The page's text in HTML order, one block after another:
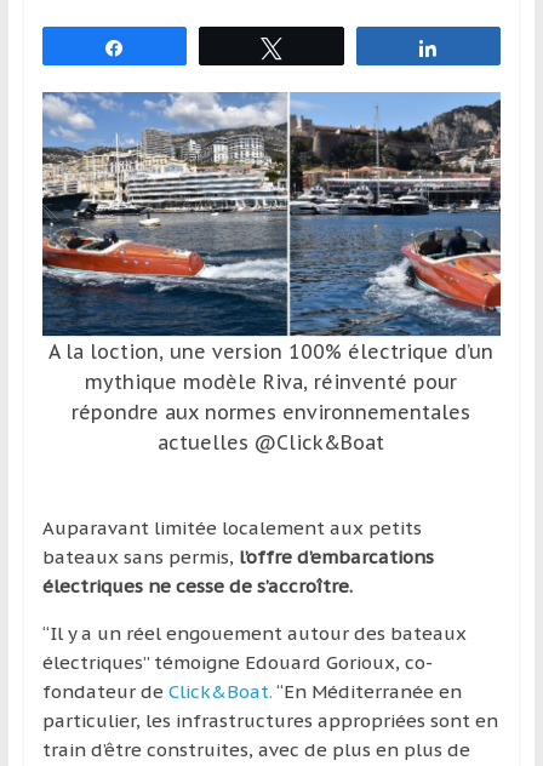
déplacent
en
France
l’étranger
pour
assouvir
leur
passion,
tout
profitant
culturelle
d’un
pays
d’une
région
A la loction, une version 100% électrique d’un
mythique modèle Riva, réinventé pour
répondre aux normes environnementales
actuelles @Click&Boat
Auparavant limitée localement aux petits
bateaux sans permis, l’offre d’embarcations
électriques ne cesse de s’accroître.
“Il y a un réel engouement autour des bateaux
électriques” témoigne Edouard Gorioux, co-
fondateur de Click&Boat. “En Méditerranée en
particulier, les infrastructures appropriées sont en
train d’être construites, avec de plus en plus de